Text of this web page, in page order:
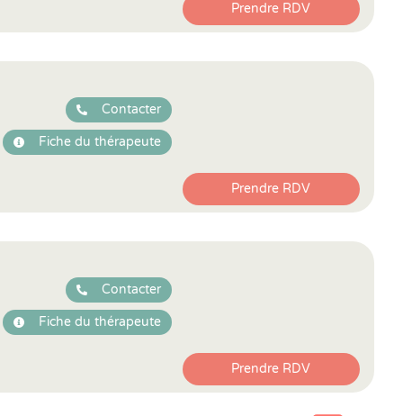
Prendre RDV
Contacter
Fiche du thérapeute
Prendre RDV
Contacter
Fiche du thérapeute
Prendre RDV